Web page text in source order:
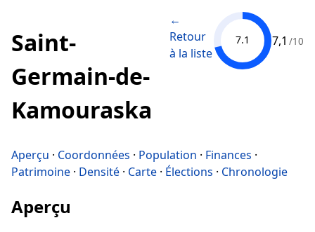
Saint-
Germain-de-
Kamouraska
←
Retour
à la liste
7.1 7,1 /10
Aperçu · Coordonnées · Population · Finances ·
Patrimoine · Densité · Carte · Élections · Chronologie
Aperçu